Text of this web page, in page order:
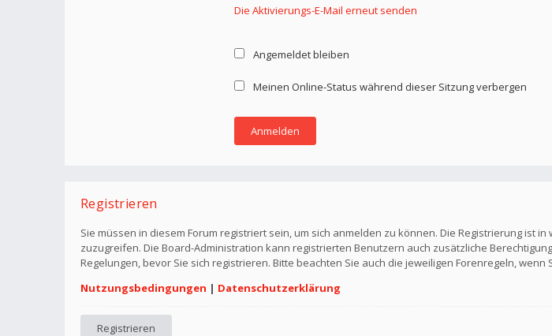
Die Aktivierungs-E-Mail erneut senden
Angemeldet bleiben
Meinen Online-Status während dieser Sitzung verbergen
Registrieren
Sie müssen in diesem Forum registriert sein, um sich anmelden zu können. Die Registrierung ist
zuzugreifen. Die Board-Administration kann registrierten Benutzern auch zusätzliche
Regelungen, bevor Sie sich registrieren. Bitte beachten Sie auch die jeweiligen Forenregeln, wenn
Nutzungsbedingungen | Datenschutzerklärung
Registrieren